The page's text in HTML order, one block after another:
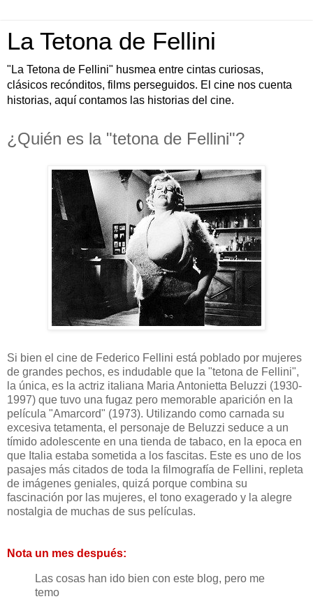
La Tetona de Fellini
"La Tetona de Fellini" husmea entre cintas curiosas,
clásicos recónditos, films perseguidos. El cine nos cuenta
historias, aquí contamos las historias del cine.
¿Quién es la "tetona de Fellini"?
Si bien el cine de Federico Fellini está poblado por mujeres
de grandes pechos, es indudable que la "tetona de Fellini",
la única, es la actriz italiana Maria Antonietta Beluzzi (1930-
1997) que tuvo una fugaz pero memorable aparición en la
película "Amarcord" (1973). Utilizando como carnada su
excesiva tetamenta, el personaje de Beluzzi seduce a un
tímido adolescente en una tienda de tabaco, en la epoca en
que Italia estaba sometida a los fascitas. Este es uno de los
pasajes más citados de toda la filmografía de Fellini, repleta
de imágenes geniales, quizá porque combina su
fascinación por las mujeres, el tono exagerado y la alegre
nostalgia de muchas de sus películas.
Nota un mes después:
Las cosas han ido bien con este blog, pero me
temo